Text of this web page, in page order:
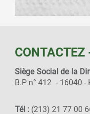
CONTACTEZ
Siège Social de la
B.P n° 412 - 16040 -
Tél : (213) 21 77 00